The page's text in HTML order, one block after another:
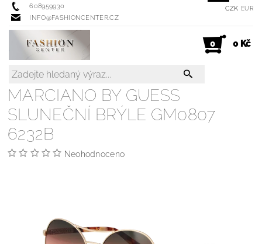
608959930
INFO@FASHIONCENTER.CZ
CZK EUR
0 0 Kč
MARCIANO BY GUESS
SLUNEČNÍ BRÝLE GM0807
6232B
Neohodnoceno